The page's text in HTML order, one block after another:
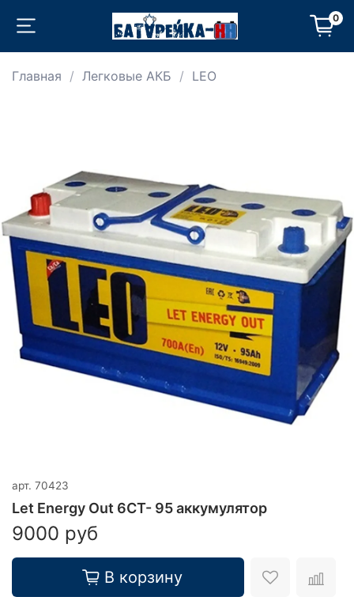
0
Главная Легковые АКБ LEO
арт. 70423
Let Energy Out 6CT- 95 аккумулятор
9000 руб
В корзину